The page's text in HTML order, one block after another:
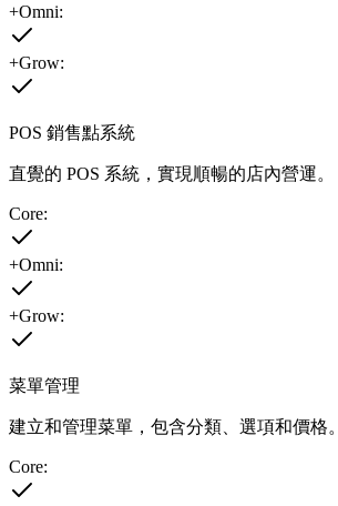
+Omni:
+Grow:
POS 銷售點系統
直覺的 POS 系統，實現順暢的店內營運。
Core:
+Omni:
+Grow:
菜單管理
建立和管理菜單，包含分類、選項和價格。
Core: